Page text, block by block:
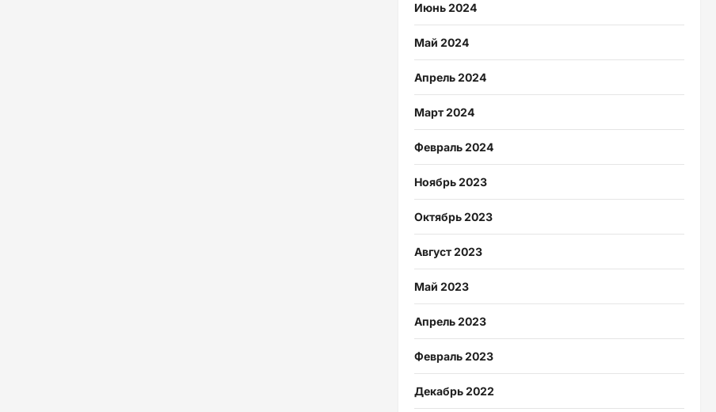
Июнь 2024
Май 2024
Апрель 2024
Март 2024
Февраль 2024
Ноябрь 2023
Октябрь 2023
Август 2023
Май 2023
Апрель 2023
Февраль 2023
Декабрь 2022